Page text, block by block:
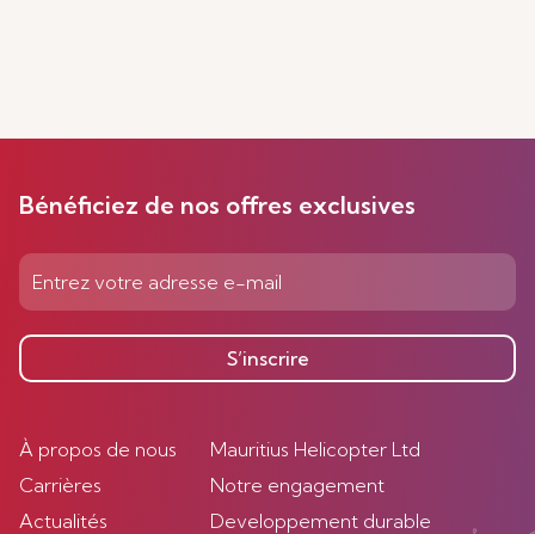
Bénéficiez de nos offres exclusives
S’inscrire
À propos de nous
Carrières
Actualités
Mauritius Helicopter Ltd
Notre engagement
Developpement durable